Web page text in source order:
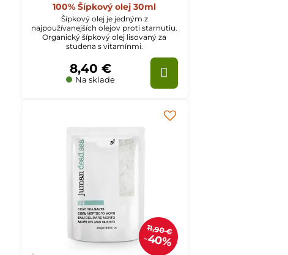
100% Šípkový olej 30ml
Šípkový olej je jedným z
najpoužívanejších olejov proti starnutiu.
Organický šípkový olej lisovaný za
studena s vitamínmi.
Na sklade
8,40 €
11,90 €
40%